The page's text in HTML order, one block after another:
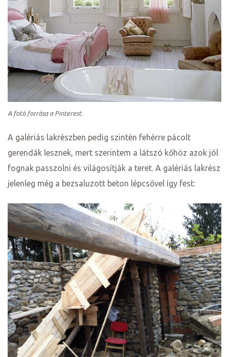
A fotó forrása a Pinterest.
A galériás lakrészben pedig szintén fehérre pácolt
gerendák lesznek, mert szerintem a látszó kőhöz azok jól
fognak passzolni és világosítják a teret. A galériás lakrész
jelenleg még a bezsaluzott beton lépcsővel így fest: